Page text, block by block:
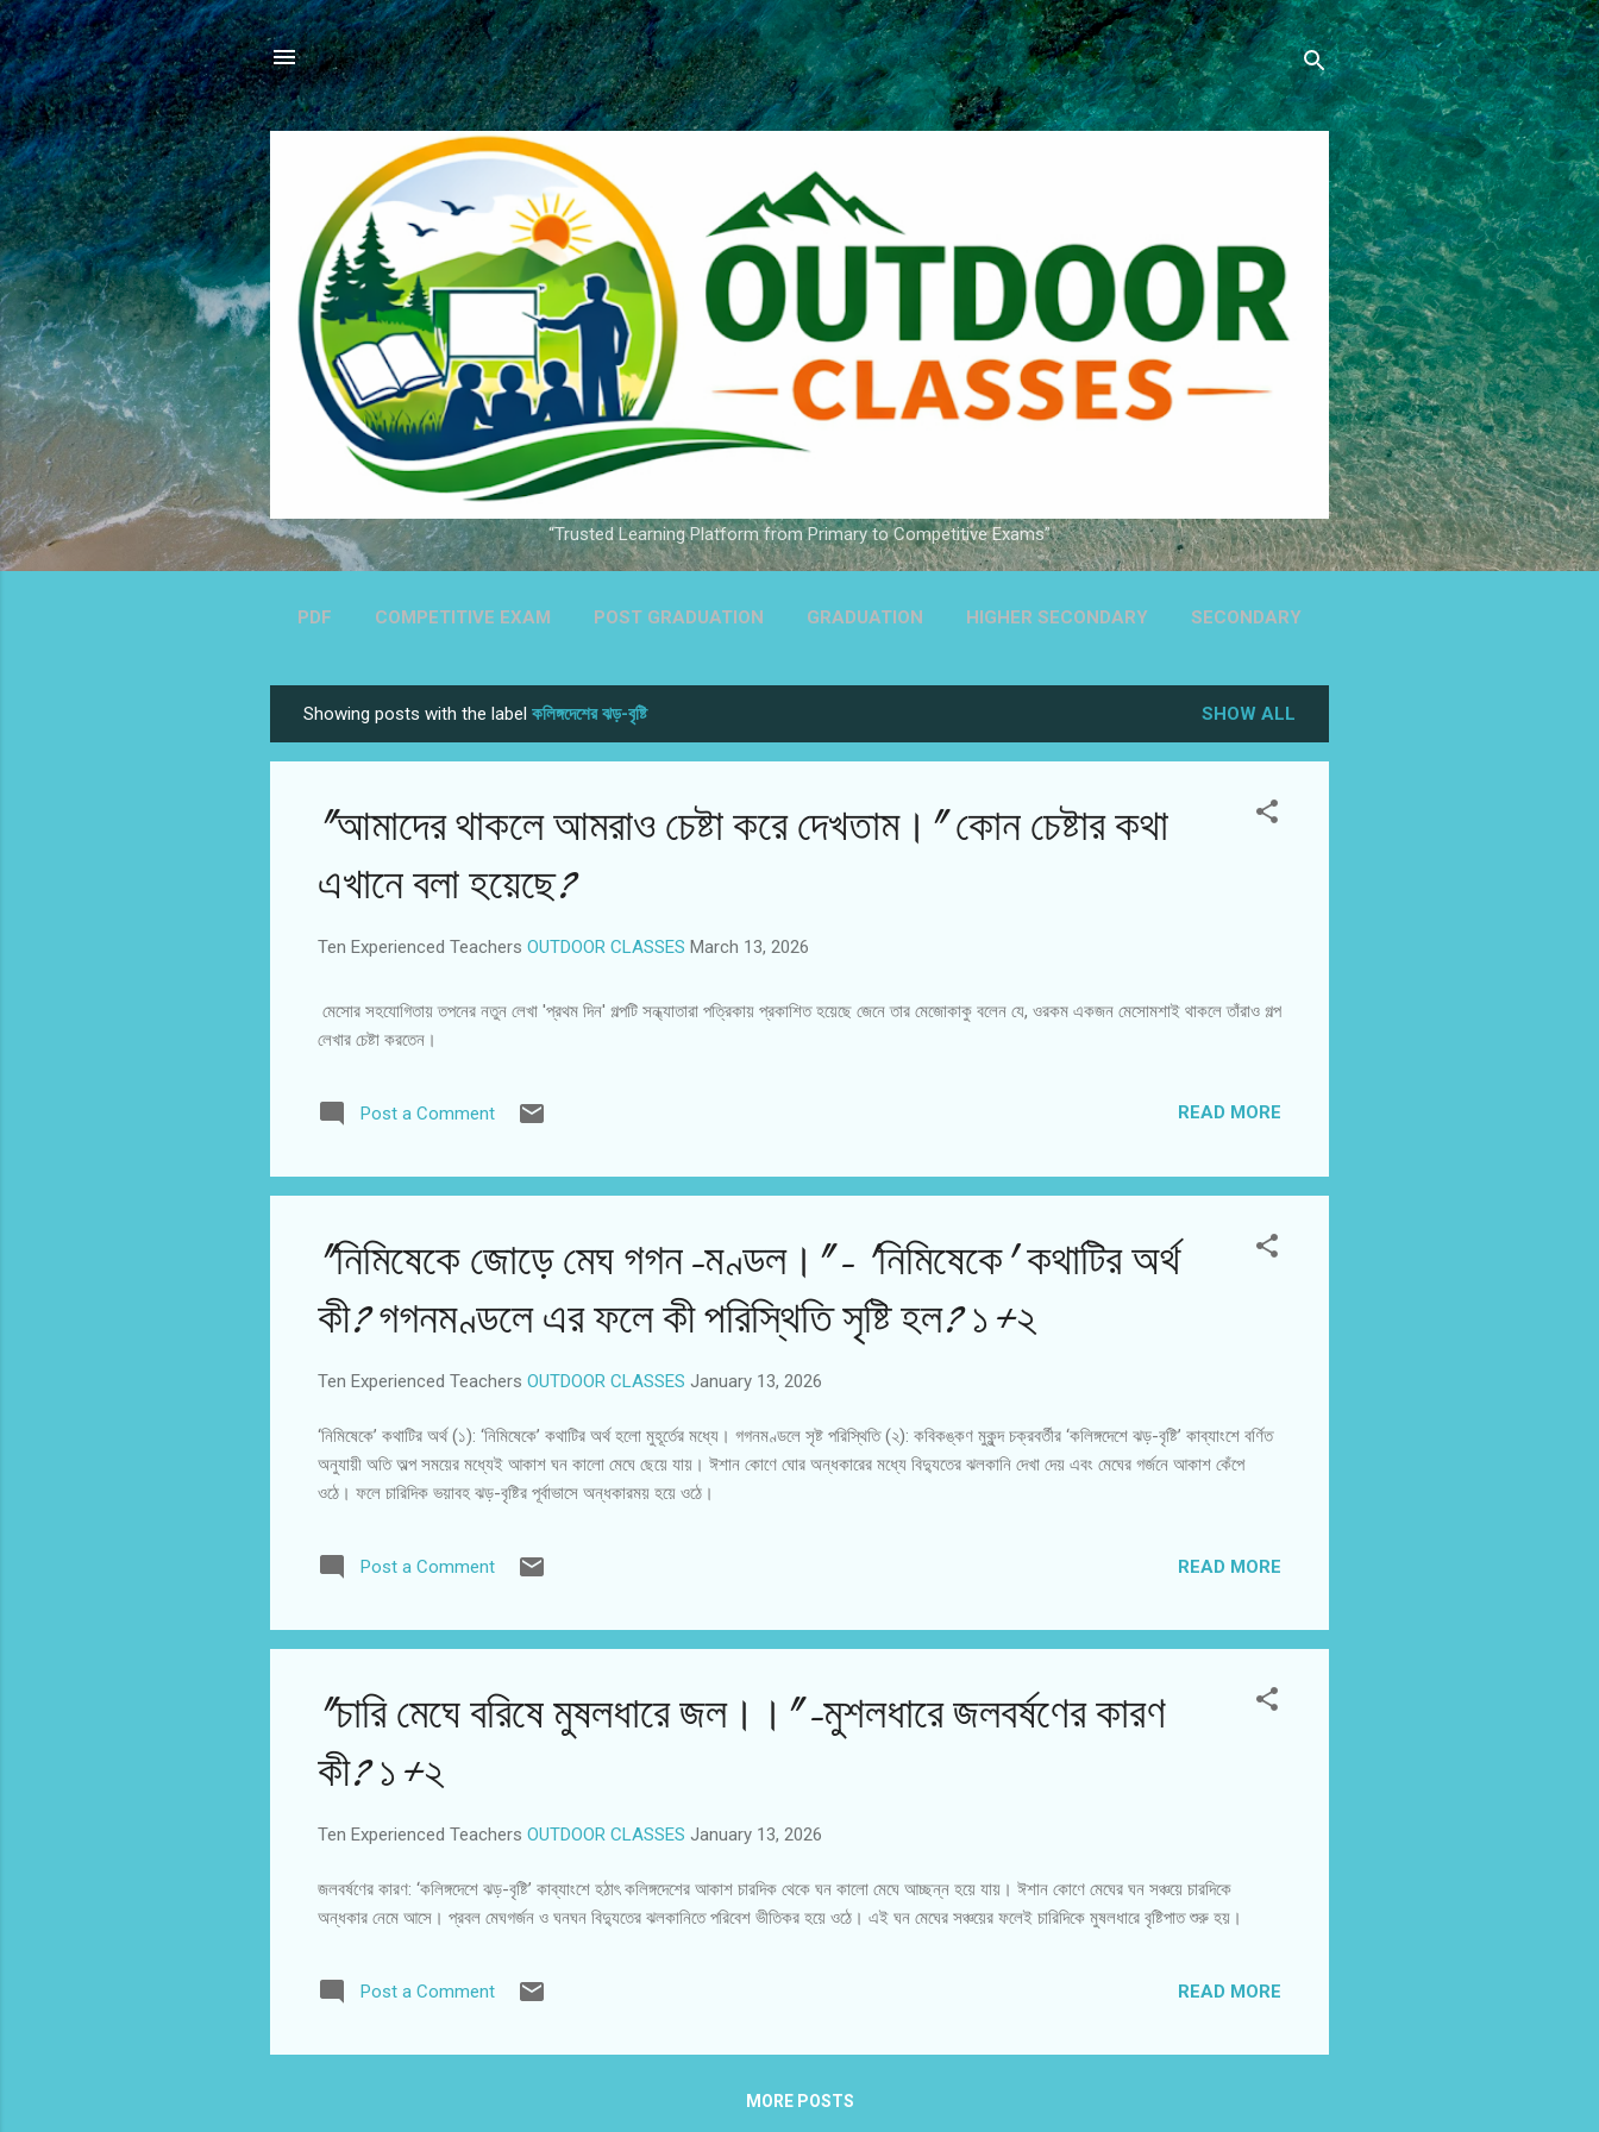
Skip to main content
“Trusted Learning Platform from Primary to Competitive Exams”
PDF COMPETITIVE EXAM POST GRADUATION GRADUATION HIGHER SECONDARY SECONDARY
ABOUT US | PUSPA PROVAT | পুষ্প প্রভাত
o
Showing posts with the label কলিঙ্গদেশের ঝড়-বৃষ্টি SHOW ALL
"আমাদের থাকলে আমরাও চেষ্টা করে দেখতাম।" কোন চেষ্টার কথা
এখানে বলা হয়েছে?
Ten Experienced Teachers OUTDOOR CLASSES March 13, 2026
মেসোর সহযোগিতায় তপনের নতুন লেখা 'প্রথম দিন' গল্পটি সন্ধ্যাতারা পত্রিকায় প্রকাশিত হয়েছে জেনে তার মেজোকাকু বলেন যে, ওরকম একজন মেসোমশাই থাকলে তাঁরাও গল্প
লেখার চেষ্টা করতেন।
Post a Comment READ MORE
"নিমিষেকে জোড়ে মেঘ গগন-মণ্ডল।"- 'নিমিষেকে' কথাটির অর্থ
কী? গগনমণ্ডলে এর ফলে কী পরিস্থিতি সৃষ্টি হল? ১+২
Ten Experienced Teachers OUTDOOR CLASSES January 13, 2026
‘নিমিষেকে’ কথাটির অর্থ (১): ‘নিমিষেকে’ কথাটির অর্থ হলো মুহূর্তের মধ্যে। গগনমণ্ডলে সৃষ্ট পরিস্থিতি (২): কবিকঙ্কণ মুকুন্দ চক্রবর্তীর ‘কলিঙ্গদেশে ঝড়-বৃষ্টি’ কাব্যাংশে বর্ণিত
অনুযায়ী অতি অল্প সময়ের মধ্যেই আকাশ ঘন কালো মেঘে ছেয়ে যায়। ঈশান কোণে ঘোর অন্ধকারের মধ্যে বিদ্যুতের ঝলকানি দেখা দেয় এবং মেঘের গর্জনে আকাশ কেঁপে
ওঠে। ফলে চারিদিক ভয়াবহ ঝড়-বৃষ্টির পূর্বাভাসে অন্ধকারময় হয়ে ওঠে।
Post a Comment READ MORE
"চারি মেঘে বরিষে মুষলধারে জল।।"-মুশলধারে জলবর্ষণের কারণ
কী? ১+২
Ten Experienced Teachers OUTDOOR CLASSES January 13, 2026
জলবর্ষণের কারণ: ‘কলিঙ্গদেশে ঝড়-বৃষ্টি’ কাব্যাংশে হঠাৎ কলিঙ্গদেশের আকাশ চারদিক থেকে ঘন কালো মেঘে আচ্ছন্ন হয়ে যায়। ঈশান কোণে মেঘের ঘন সঞ্চয়ে চারদিকে
অন্ধকার নেমে আসে। প্রবল মেঘগর্জন ও ঘনঘন বিদ্যুতের ঝলকানিতে পরিবেশ ভীতিকর হয়ে ওঠে। এই ঘন মেঘের সঞ্চয়ের ফলেই চারিদিকে মুষলধারে বৃষ্টিপাত শুরু হয়।
Post a Comment READ MORE
MORE POSTS